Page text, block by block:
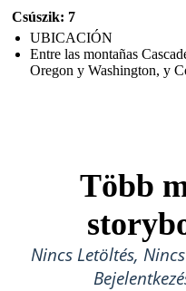
Csúszik: 7
UBICACIÓN
Entre las montañas
Oregon y Washington, y
Több
Nincs Letöltés,